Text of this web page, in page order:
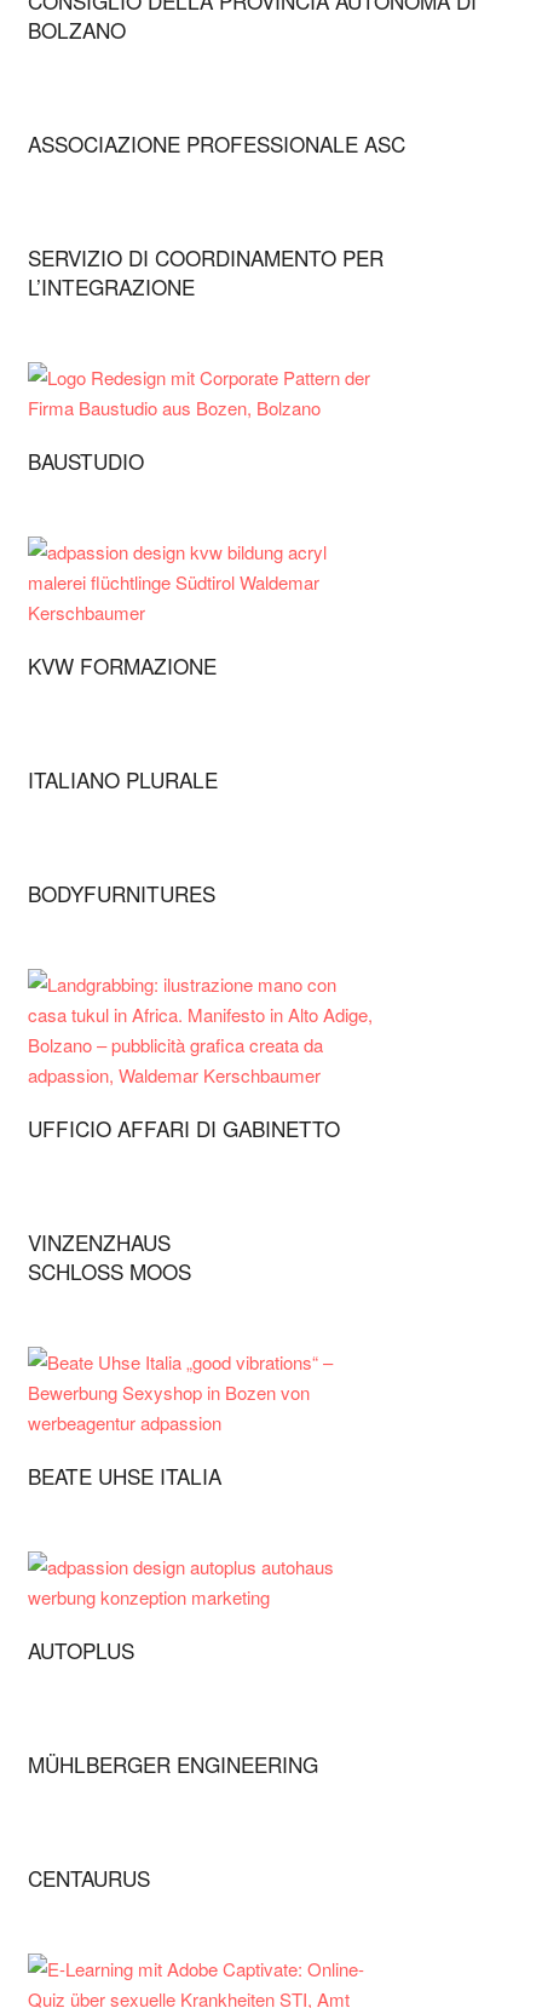
BOLZANO
ASSOCIAZIONE PROFESSIONALE ASC
SERVIZIO DI COORDINAMENTO PER
L’INTEGRAZIONE
BAUSTUDIO
KVW FORMAZIONE
ITALIANO PLURALE
BODYFURNITURES
UFFICIO AFFARI DI GABINETTO
VINZENZHAUS
SCHLOSS MOOS
BEATE UHSE ITALIA
AUTOPLUS
MÜHLBERGER ENGINEERING
CENTAURUS